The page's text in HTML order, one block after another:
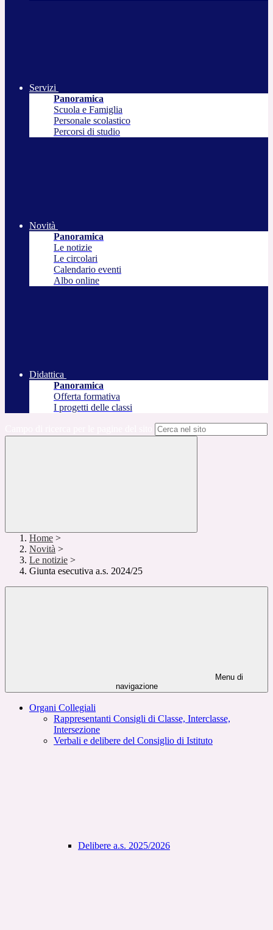
Servizi
Panoramica
Scuola e Famiglia
Personale scolastico
Percorsi di studio
Novità
Panoramica
Le notizie
Le circolari
Calendario eventi
Albo online
Didattica
Panoramica
Offerta formativa
I progetti delle classi
Home >
Novità >
Le notizie >
Giunta esecutiva a.s. 2024/25
Menu di
navigazione
Organi Collegiali
Rappresentanti Consigli di Classe, Interclasse,
Intersezione
Verbali e delibere del Consiglio di Istituto
Delibere a.s. 2025/2026